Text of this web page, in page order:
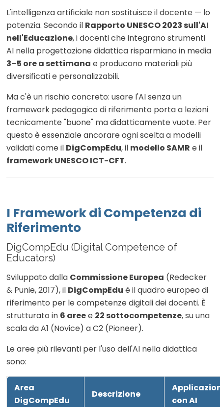
L'intelligenza artificiale non sostituisce il docente — lo
potenzia. Secondo il Rapporto UNESCO 2023 sull'AI
nell'Educazione, i docenti che integrano strumenti
AI nella progettazione didattica risparmiano in media
3–5 ore a settimana e producono materiali più
diversificati e personalizzabili.
Ma c'è un rischio concreto: usare l'AI senza un
framework pedagogico di riferimento porta a lezioni
tecnicamente "buone" ma didatticamente vuote. Per
questo è essenziale ancorare ogni scelta a modelli
validati come il DigCompEdu, il modello SAMR e il
framework UNESCO ICT-CFT.
I Framework di Competenza di
Riferimento
DigCompEdu (Digital Competence of
Educators)
Sviluppato dalla Commissione Europea (Redecker
& Punie, 2017), il DigCompEdu è il quadro europeo di
riferimento per le competenze digitali dei docenti. È
strutturato in 6 areee 22 sottocompetenze, su una
scala da A1 (Novice) a C2 (Pioneer).
Le aree più rilevanti per l'uso dell'AI nella didattica
sono:
Area
DigCompEdu
Descrizione
con AI